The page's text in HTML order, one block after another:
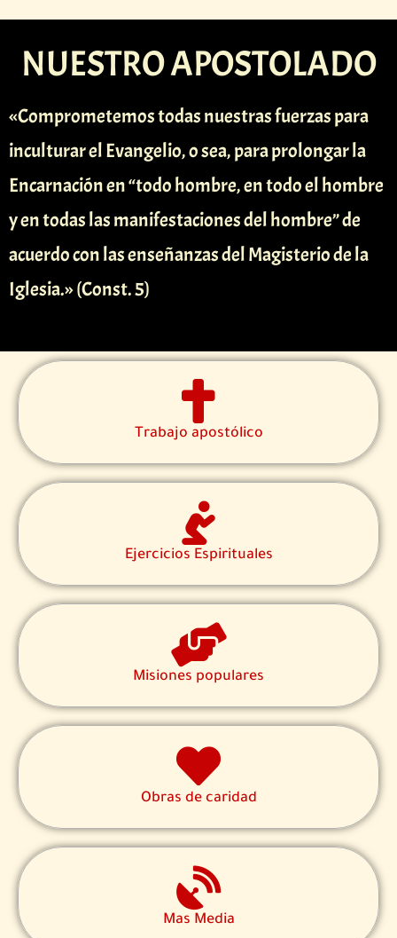
NUESTRO APOSTOLADO
«Comprometemos todas nuestras fuerzas para
inculturar el Evangelio, o sea, para prolongar la
Encarnación en “todo hombre, en todo el hombre
y en todas las manifestaciones del hombre” de
acuerdo con las enseñanzas del Magisterio de la
Iglesia.» (Const. 5)
Trabajo apostólico
Ejercicios Espirituales
Misiones populares
Obras de caridad
Mas Media